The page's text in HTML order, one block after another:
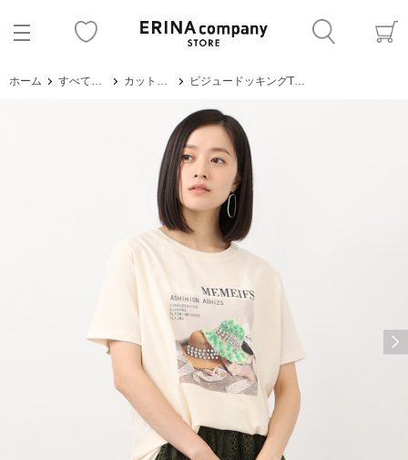
ホーム すべてのアイテム カットソー・Tシャツ ビジュードッキングTシャツ